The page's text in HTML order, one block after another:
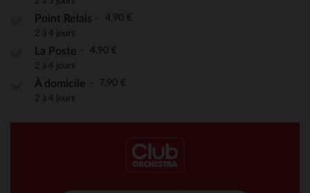
Point Relais 4,90 €
2 à 4 jours
La Poste 4,90 €
2 à 4 jours
À domicile 7,90 €
2 à 4 jours